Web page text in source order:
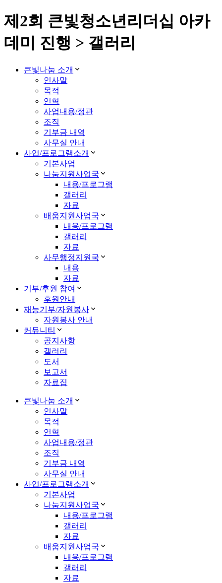
제2회 큰빛청소년리더십 아카
데미 진행 > 갤러리
큰빛나눔 소개
인사말
목적
연혁
사업내용/정관
조직
기부금 내역
사무실 안내
사업/프로그램소개
기본사업
나눔지원사업국
내용/프로그램
갤러리
자료
배움지원사업국
내용/프로그램
갤러리
자료
사무행정지원국
내용
자료
기부/후원 참여
후원안내
재능기부/자원봉사
자원봉사 안내
커뮤니티
공지사항
갤러리
도서
보고서
자료집
큰빛나눔 소개
인사말
목적
연혁
사업내용/정관
조직
기부금 내역
사무실 안내
사업/프로그램소개
기본사업
나눔지원사업국
내용/프로그램
갤러리
자료
배움지원사업국
내용/프로그램
갤러리
자료